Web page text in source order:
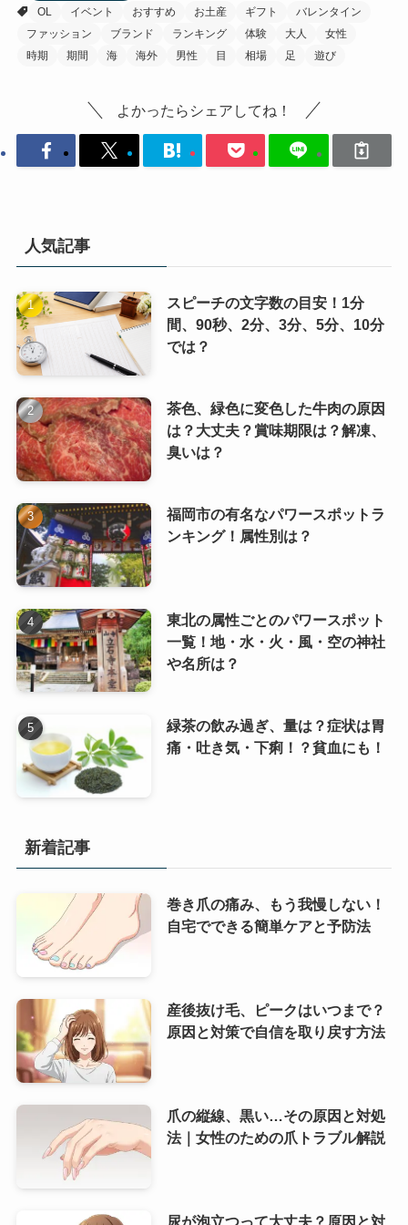
OL
イベント おすすめ お土産 ギフト
バレンタイン
ファッション
ブランド ランキング 体験 大人
女性
時期
期間 海 海外 男性 目 相場 足 遊び
よかったらシェアしてね！
人気記事
スピーチの文字数の目安！1分
間、90秒、2分、3分、5分、10分
では？
茶色、緑色に変色した牛肉の原因
は？大丈夫？賞味期限は？解凍、
臭いは？
福岡市の有名なパワースポットラ
ンキング！属性別は？
東北の属性ごとのパワースポット
一覧！地・水・火・風・空の神社
や名所は？
緑茶の飲み過ぎ、量は？症状は胃
痛・吐き気・下痢！？貧血にも！
新着記事
巻き爪の痛み、もう我慢しない！
自宅でできる簡単ケアと予防法
産後抜け毛、ピークはいつまで？
原因と対策で自信を取り戻す方法
爪の縦線、黒い…その原因と対処
法｜女性のための爪トラブル解説
尿が泡立つって大丈夫？原因と対